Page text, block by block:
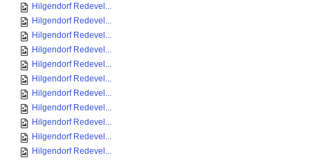
Hilgendorf Redevel...
Hilgendorf Redevel...
Hilgendorf Redevel...
Hilgendorf Redevel...
Hilgendorf Redevel...
Hilgendorf Redevel...
Hilgendorf Redevel...
Hilgendorf Redevel...
Hilgendorf Redevel...
Hilgendorf Redevel...
Hilgendorf Redevel...